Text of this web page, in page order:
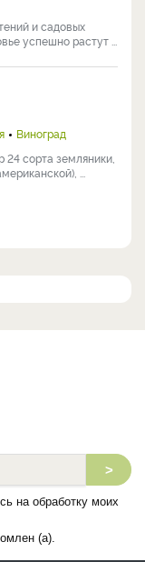
и садовых
успешно растут ...
Виноград
24 сорта земляники,
...
>
на обработку моих
(а).